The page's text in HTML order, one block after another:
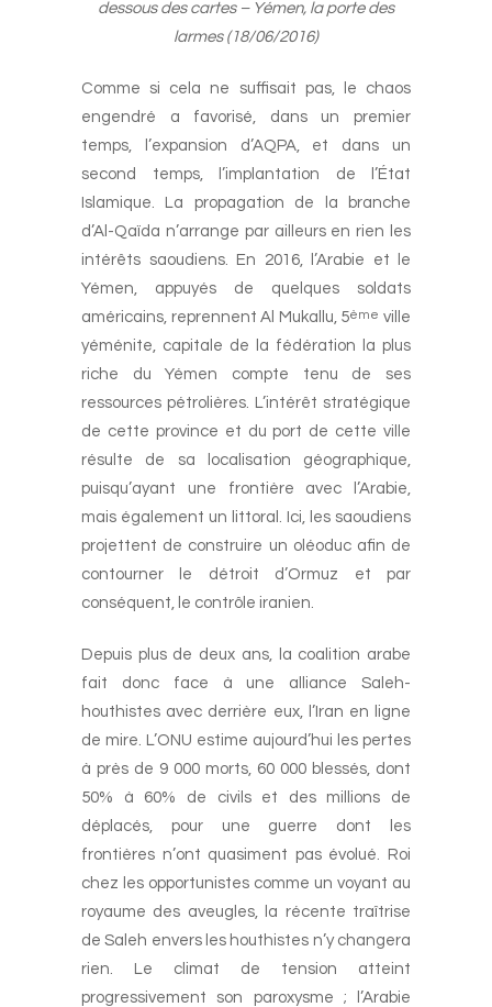
dessous des cartes – Yémen, la porte des
larmes (18/06/2016)
Comme si cela ne suffisait pas, le chaos
engendré a favorisé, dans un premier
temps, l’expansion d’AQPA, et dans un
second temps, l’implantation de l’État
Islamique. La propagation de la branche
d’Al-Qaïda n’arrange par ailleurs en rien les
intérêts saoudiens. En 2016, l’Arabie et le
Yémen, appuyés de quelques soldats
américains, reprennent Al Mukallu, 5ème ville
yéménite, capitale de la fédération la plus
riche du Yémen compte tenu de ses
ressources pétrolières. L’intérêt stratégique
de cette province et du port de cette ville
résulte de sa localisation géographique,
puisqu’ayant une frontière avec l’Arabie,
mais également un littoral. Ici, les saoudiens
projettent de construire un oléoduc afin de
contourner le détroit d’Ormuz et par
conséquent, le contrôle iranien.
Depuis plus de deux ans, la coalition arabe
fait donc face à une alliance Saleh-
houthistes avec derrière eux, l’Iran en ligne
de mire. L’ONU estime aujourd’hui les pertes
à près de 9 000 morts, 60 000 blessés, dont
50% à 60% de civils et des millions de
déplacés, pour une guerre dont les
frontières n’ont quasiment pas évolué. Roi
chez les opportunistes comme un voyant au
royaume des aveugles, la récente traîtrise
de Saleh envers les houthistes n’y changera
rien. Le climat de tension atteint
progressivement son paroxysme ; l’Arabie